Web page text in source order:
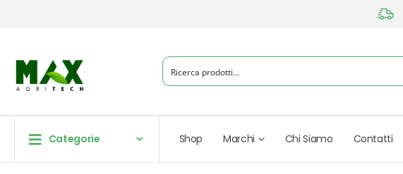
Categorie Shop Marchi Chi Siamo Contatti